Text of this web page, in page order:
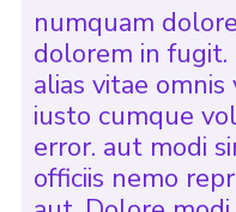
numquam
dolorem in fugit.
alias vitae
iusto cumque
error. aut modi
officiis nemo